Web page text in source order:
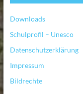
Downloads
Schulprofil – Unesco
Datenschutzerklärung
Impressum
Bildrechte